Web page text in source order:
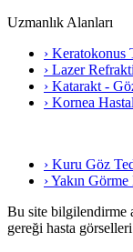
Uzmanlık Alanları
› Keratokonus
› Lazer
› Katarakt -
› Kornea
› Kuru Göz
› Yakın
Bu site bilgilendirme
gereği hasta